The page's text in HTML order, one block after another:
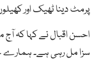
پرمٹ دینا ٹھیک اور
احسن اقبال نے کہا کہ
سزا مل رہی ہے۔ ہمارے